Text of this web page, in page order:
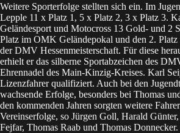
Weitere Sporterfolge stellten sich ein. Im
Lepple 11 x Platz 1, 5 x Platz 2, 3 x Platz 3.
Geländesport und Motocross 13 Gold- und 2
Platz im OMK Geländepokal und den 2. Platz
der DMV Hessenmeisterschaft. Für diese
erhielt er das silberne Sportabzeichen des
Ehrennadel des Main-Kinzig-Kreises. Karl
Lizenzfahrer qualifiziert. Auch bei den
wachsende Erfolge, besonders bei Thomas
den kommenden Jahren sorgten weitere
Vereinserfolge, so Jürgen Goll, Harald
Fejfar, Thomas Raab und Thomas Donnecker.